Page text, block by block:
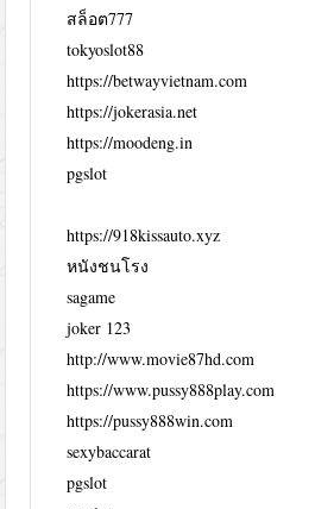
สล็อต777
tokyoslot88
https://betwayvietnam.com
https://jokerasia.net
https://moodeng.in
pgslot
https://918kissauto.xyz
หนังชนโรง
sagame
joker 123
http://www.movie87hd.com
https://www.pussy888play.com
https://pussy888win.com
sexybaccarat
pgslot